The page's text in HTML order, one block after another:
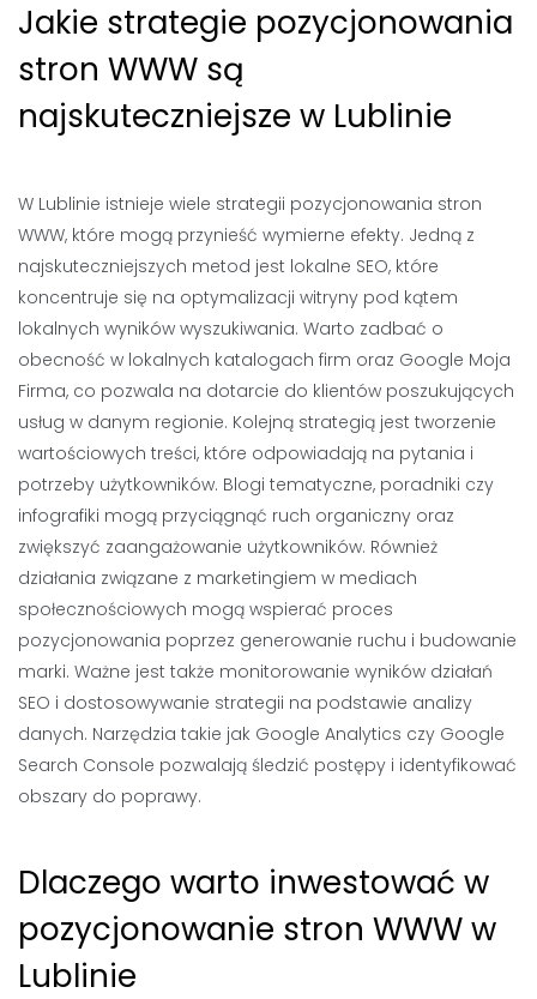
Jakie strategie pozycjonowania
stron WWW są
najskuteczniejsze w Lublinie
W Lublinie istnieje wiele strategii pozycjonowania stron
WWW, które mogą przynieść wymierne efekty. Jedną z
najskuteczniejszych metod jest lokalne SEO, które
koncentruje się na optymalizacji witryny pod kątem
lokalnych wyników wyszukiwania. Warto zadbać o
obecność w lokalnych katalogach firm oraz Google Moja
Firma, co pozwala na dotarcie do klientów poszukujących
usług w danym regionie. Kolejną strategią jest tworzenie
wartościowych treści, które odpowiadają na pytania i
potrzeby użytkowników. Blogi tematyczne, poradniki czy
infografiki mogą przyciągnąć ruch organiczny oraz
zwiększyć zaangażowanie użytkowników. Również
działania związane z marketingiem w mediach
społecznościowych mogą wspierać proces
pozycjonowania poprzez generowanie ruchu i budowanie
marki. Ważne jest także monitorowanie wyników działań
SEO i dostosowywanie strategii na podstawie analizy
danych. Narzędzia takie jak Google Analytics czy Google
Search Console pozwalają śledzić postępy i identyfikować
obszary do poprawy.
Dlaczego warto inwestować w
pozycjonowanie stron WWW w
Lublinie